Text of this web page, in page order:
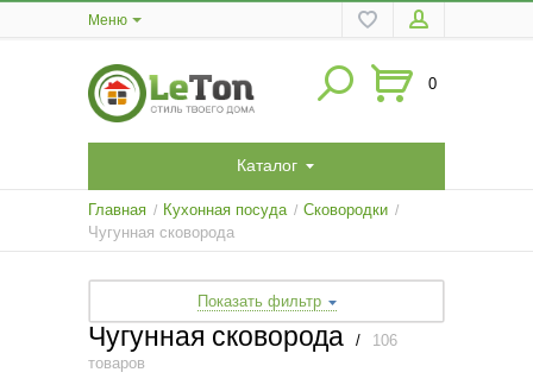
Меню
0
Каталог
Главная / Кухонная посуда / Сковородки /
Чугунная сковорода
Показать фильтр
Чугунная сковорода /
106
товаров